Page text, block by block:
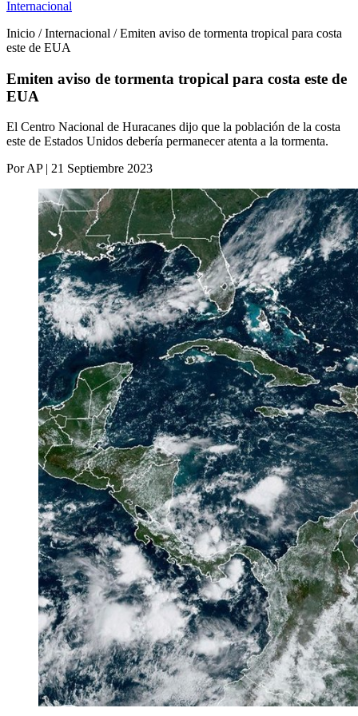
Internacional
Inicio / Internacional / Emiten aviso de tormenta tropical para costa
este de EUA
Emiten aviso de tormenta tropical para costa este de
EUA
El Centro Nacional de Huracanes dijo que la población de la costa
este de Estados Unidos debería permanecer atenta a la tormenta.
Por AP | 21 Septiembre 2023